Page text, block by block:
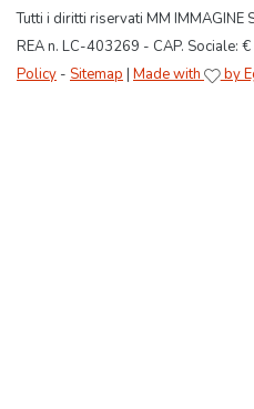
Tutti i diritti riservati MM
REA n. LC-403269 - CAP. Sociale: €
Policy - Sitemap Made with by